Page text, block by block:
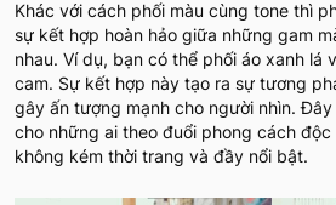
Khác với cách phối màu cùng tone thì
sự kết hợp hoàn hảo giữa những gam
nhau. Ví dụ, bạn có thể phối áo xanh lá
cam. Sự kết hợp này tạo ra sự tương
gây ấn tượng mạnh cho người nhìn.
cho những ai theo đuổi phong cách
không kém thời trang và đầy nổi bật.